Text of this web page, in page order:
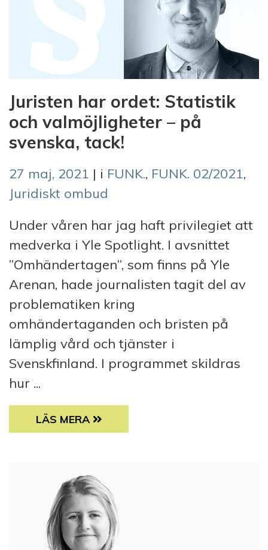
Juristen har ordet: Statistik
och valmöjligheter – på
svenska, tack!
27 maj, 2021 | i FUNK., FUNK. 02/2021,
Juridiskt ombud
Under våren har jag haft privilegiet att
medverka i Yle Spotlight. I avsnittet
”Omhändertagen”, som finns på Yle
Arenan, hade journalisten tagit del av
problematiken kring
omhändertaganden och bristen på
lämplig vård och tjänster i
Svenskfinland. I programmet skildras
hur ...
JURISTEN HAR ORDET: STATISTIK OCH
LÄS MERA